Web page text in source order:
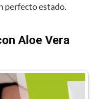
perfecto estado.
Aloe Vera